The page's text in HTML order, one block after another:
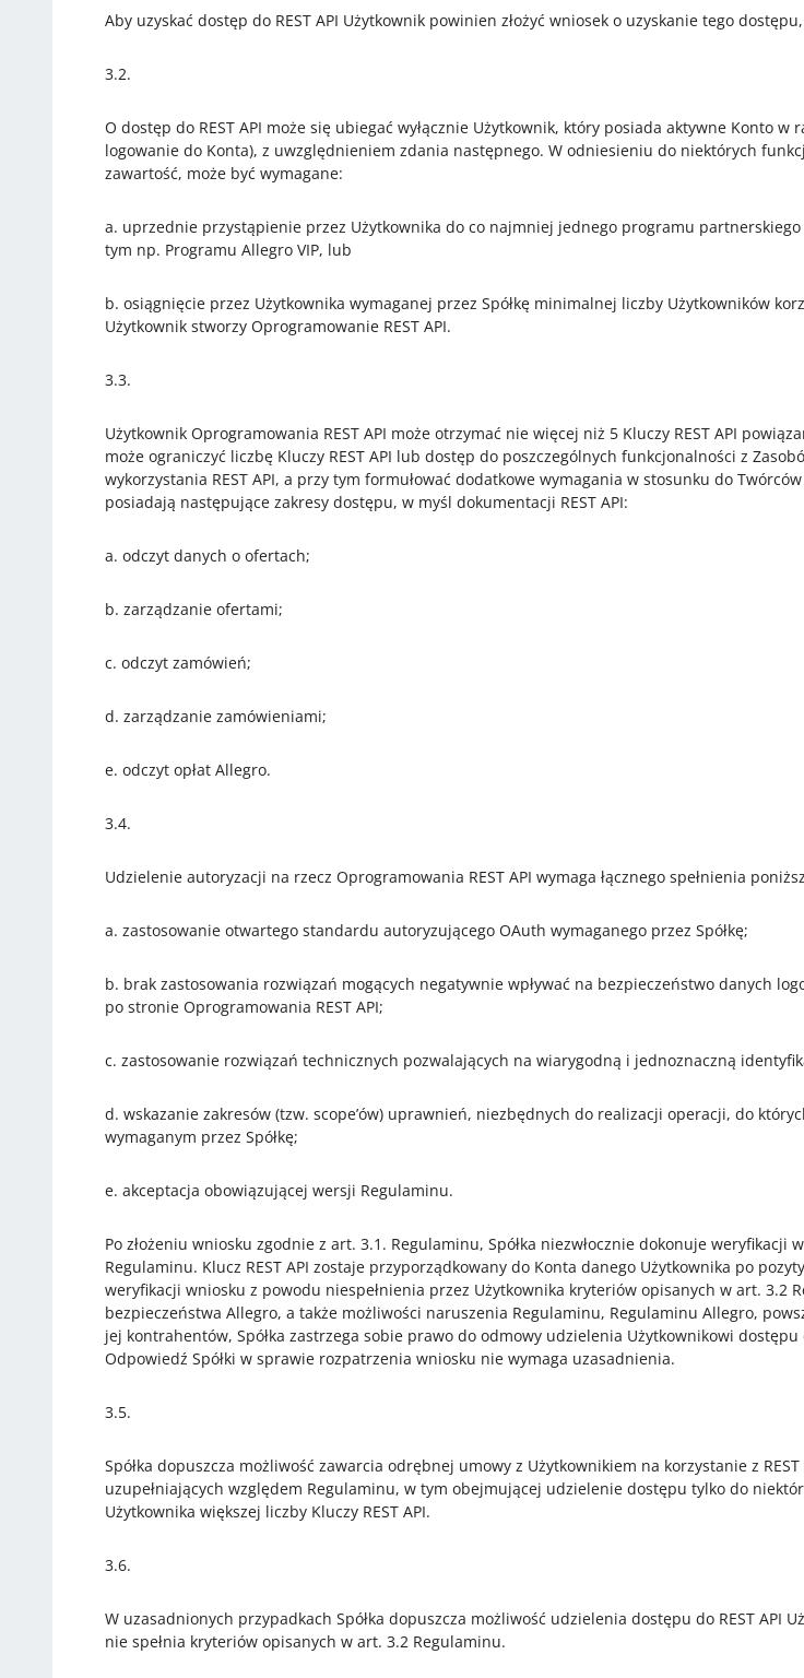
Aby uzyskać dostęp do REST API Użytkownik powinien złożyć wniosek o uzyskanie tego
3.2.
O dostęp do REST API może się ubiegać wyłącznie Użytkownik, który posiada aktywne Konto
logowanie do Konta), z uwzględnieniem zdania następnego. W odniesieniu do niektórych
zawartość, może być wymagane:
a. uprzednie przystąpienie przez Użytkownika do co najmniej jednego programu
tym np. Programu Allegro VIP, lub
b. osiągnięcie przez Użytkownika wymaganej przez Spółkę minimalnej liczby Użytkowników
Użytkownik stworzy Oprogramowanie REST API.
3.3.
Użytkownik Oprogramowania REST API może otrzymać nie więcej niż 5 Kluczy REST API
może ograniczyć liczbę Kluczy REST API lub dostęp do poszczególnych funkcjonalności z
wykorzystania REST API, a przy tym formułować dodatkowe wymagania w stosunku do
posiadają następujące zakresy dostępu, w myśl dokumentacji REST API:
a. odczyt danych o ofertach;
b. zarządzanie ofertami;
c. odczyt zamówień;
d. zarządzanie zamówieniami;
e. odczyt opłat Allegro.
3.4.
Udzielenie autoryzacji na rzecz Oprogramowania REST API wymaga łącznego spełnienia
a. zastosowanie otwartego standardu autoryzującego OAuth wymaganego przez Spółkę;
b. brak zastosowania rozwiązań mogących negatywnie wpływać na bezpieczeństwo danych
po stronie Oprogramowania REST API;
c. zastosowanie rozwiązań technicznych pozwalających na wiarygodną i jednoznaczną
d. wskazanie zakresów (tzw. scope’ów) uprawnień, niezbędnych do realizacji operacji, do
wymaganym przez Spółkę;
e. akceptacja obowiązującej wersji Regulaminu.
Po złożeniu wniosku zgodnie z art. 3.1. Regulaminu, Spółka niezwłocznie dokonuje
Regulaminu. Klucz REST API zostaje przyporządkowany do Konta danego Użytkownika po
weryfikacji wniosku z powodu niespełnienia przez Użytkownika kryteriów opisanych w art.
bezpieczeństwa Allegro, a także możliwości naruszenia Regulaminu, Regulaminu Allegro,
jej kontrahentów, Spółka zastrzega sobie prawo do odmowy udzielenia Użytkownikowi
Odpowiedź Spółki w sprawie rozpatrzenia wniosku nie wymaga uzasadnienia.
3.5.
Spółka dopuszcza możliwość zawarcia odrębnej umowy z Użytkownikiem na korzystanie z
uzupełniających względem Regulaminu, w tym obejmującej udzielenie dostępu tylko do
Użytkownika większej liczby Kluczy REST API.
3.6.
W uzasadnionych przypadkach Spółka dopuszcza możliwość udzielenia dostępu do REST
nie spełnia kryteriów opisanych w art. 3.2 Regulaminu.